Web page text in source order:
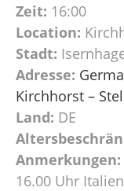
Zeit: 16:00
Location:
Stadt:
Adresse:
Kirchhorst –
Land: DE
Anmerkungen:
16.00 Uhr